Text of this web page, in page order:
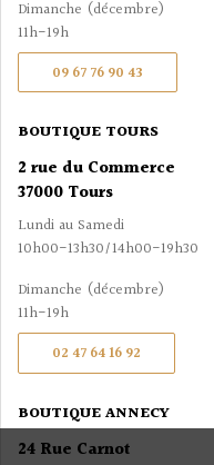
Dimanche (décembre)
11h-19h
09 67 76 90 43
BOUTIQUE TOURS
2 rue du Commerce
37000 Tours
Lundi au Samedi
10h00-13h30/14h00-19h30
Dimanche (décembre)
11h-19h
02 47 64 16 92
BOUTIQUE ANNECY
24 Rue Carnot